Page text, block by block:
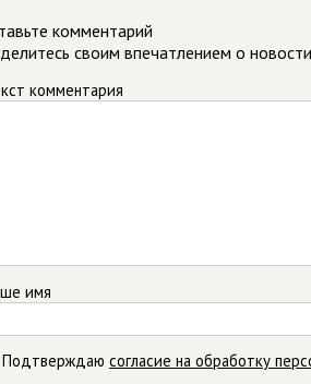
комментарий
своим впечатлением о
комментария
имя
Подтверждаю согласие на обработку